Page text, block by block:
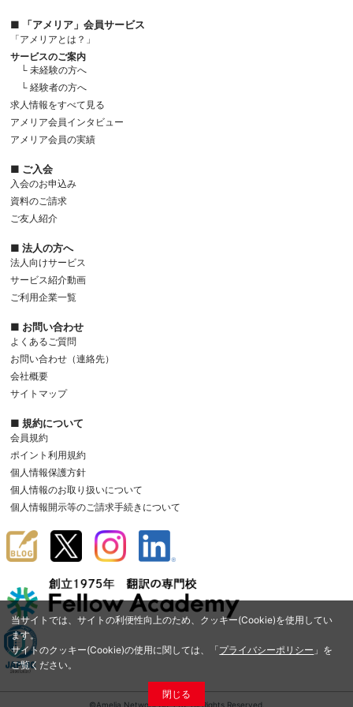
当サイトでは、サイトの利便性向上のため、クッキー(Cookie)を使用してい
ます。
サイトのクッキー(Cookie)の使用に関しては、「プライバシーポリシー 」を
ご覧ください。
閉じる
■ 「アメリア」会員サービス
「アメリアとは？」
サービスのご案内
└ 未経験の方へ
└ 経験者の方へ
求人情報をすべて見る
アメリア会員インタビュー
アメリア会員の実績
■ ご入会
入会のお申込み
資料のご請求
ご友人紹介
■ 法人の方へ
法人向けサービス
サービス紹介動画
ご利用企業一覧
■ お問い合わせ
よくあるご質問
お問い合わせ（連絡先）
会社概要
サイトマップ
■ 規約について
会員規約
ポイント利用規約
個人情報保護方針
個人情報のお取り扱いについて
個人情報開示等のご請求手続きについて
©Amelia Network Co.,Ltd. All Rights Reserved.